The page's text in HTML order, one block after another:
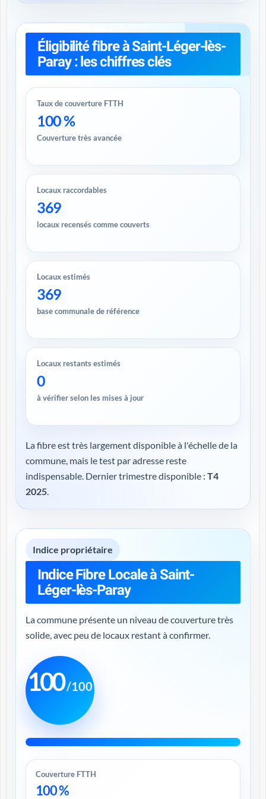
Éligibilité fibre à Saint-Léger-lès-
Paray : les chiffres clés
Taux de couverture FTTH
100 %
Couverture très avancée
Locaux raccordables
369
locaux recensés comme couverts
Locaux estimés
369
base communale de référence
Locaux restants estimés
0
à vérifier selon les mises à jour
La fibre est très largement disponible à l'échelle de la
commune, mais le test par adresse reste
indispensable. Dernier trimestre disponible : T4
2025.
Indice propriétaire
Indice Fibre Locale à Saint-
Léger-lès-Paray
La commune présente un niveau de couverture très
solide, avec peu de locaux restant à confirmer.
100/100
Couverture FTTH
100 %